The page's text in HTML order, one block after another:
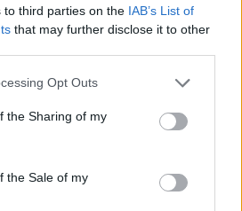
to third parties on the IAB’s List of
that may further disclose it to other
Opt Outs
the Sharing of my
the Sale of my
előfizetéses
tartalmazza:
elmúlt 2 év napon belüli